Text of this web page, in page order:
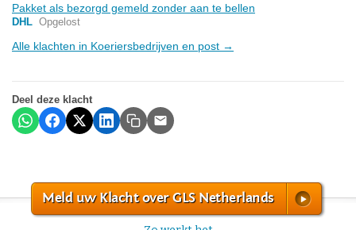
Pakket als bezorgd gemeld zonder aan te bellen
DHL Opgelost
Alle klachten in Koeriersbedrijven en post →
Deel deze klacht
Meld uw Klacht over GLS Netherlands